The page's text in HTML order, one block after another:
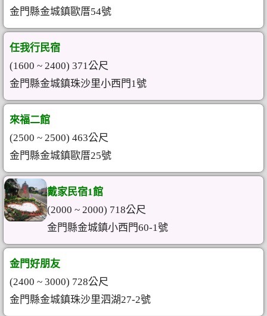
金門縣金城鎮歐厝54號
任我行民宿
(1600 ~ 2400) 371公尺
金門縣金城鎮珠沙里小西門1號
來福二館
(2500 ~ 2500) 463公尺
金門縣金城鎮歐厝25號
戴家民宿1館
(2000 ~ 2000) 718公尺
金門縣金城鎮小西門60-1號
金門好朋友
(2400 ~ 3000) 728公尺
金門縣金城鎮珠沙里泗湖27-2號